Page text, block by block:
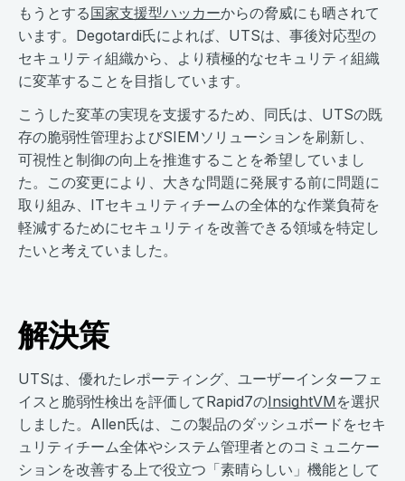
もうとする国家支援型ハッカーからの脅威にも晒されて
います。Degotardi氏によれば、UTSは、事後対応型の
セキュリティ組織から、より積極的なセキュリティ組織
に変革することを目指しています。
こうした変革の実現を支援するため、同氏は、UTSの既
存の脆弱性管理およびSIEMソリューションを刷新し、
可視性と制御の向上を推進することを希望していまし
た。この変更により、大きな問題に発展する前に問題に
取り組み、ITセキュリティチームの全体的な作業負荷を
軽減するためにセキュリティを改善できる領域を特定し
たいと考えていました。
解決策
UTSは、優れたレポーティング、ユーザーインターフェ
イスと脆弱性検出を評価してRapid7のInsightVM を選択
しました。Allen氏は、この製品のダッシュボードをセキ
ュリティチーム全体やシステム管理者とのコミュニケー
ションを改善する上で役立つ「素晴らしい」機能として